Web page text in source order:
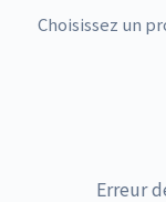
Choisissez un
Erreur